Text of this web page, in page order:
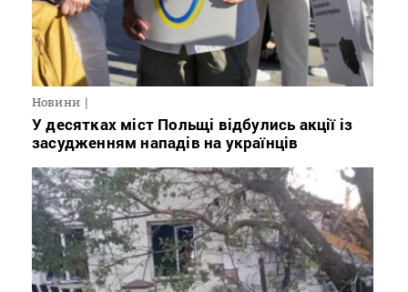
Новини
У десятках міст Польщі відбулись акції із
засудженням нападів на українців